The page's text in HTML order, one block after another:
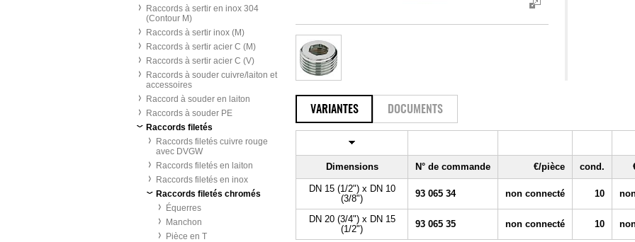
Raccords à sertir en inox 304
(Contour M)
Raccords à sertir inox (M)
Raccords à sertir acier C (M)
Raccords à sertir acier C (V)
Raccords à souder cuivre/laiton et
accessoires
Raccord à souder en laiton
Raccords à souder PE
Raccords filetés
Raccords filetés cuivre rouge
avec DVGW
Raccords filetés en laiton
Raccords filetés en inox
Raccords filetés chromés
Équerres
Manchon
Pièce en T
VARIANTES DOCUMENTS
Dimensions N° de commande €/pièce cond.
DN 15 (1/2") x DN 10
(3/8")
93 065 34 non connecté 10
DN 20 (3/4") x DN 15
(1/2")
93 065 35 non connecté 10